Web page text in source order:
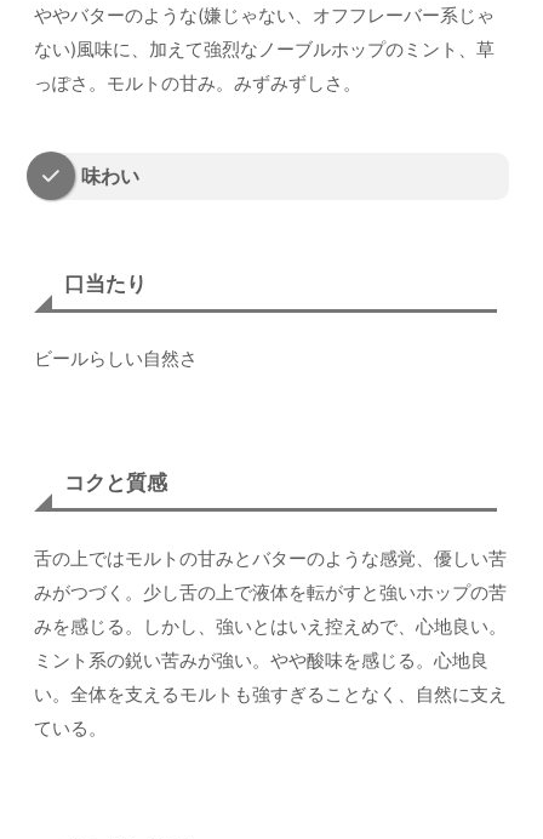
ややバターのような(嫌じゃない、オフフレーバー系じゃ
ない)風味に、加えて強烈なノーブルホップのミント、草
っぽさ。モルトの甘み。みずみずしさ。
味わい
口当たり
ビールらしい自然さ
コクと質感
舌の上ではモルトの甘みとバターのような感覚、優しい苦
みがつづく。少し舌の上で液体を転がすと強いホップの苦
みを感じる。しかし、強いとはいえ控えめで、心地良い。
ミント系の鋭い苦みが強い。やや酸味を感じる。心地良
い。全体を支えるモルトも強すぎることなく、自然に支え
ている。